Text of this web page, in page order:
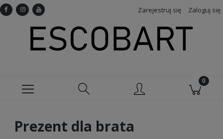
Zarejestruj się Zaloguj się
Prezent dla brata